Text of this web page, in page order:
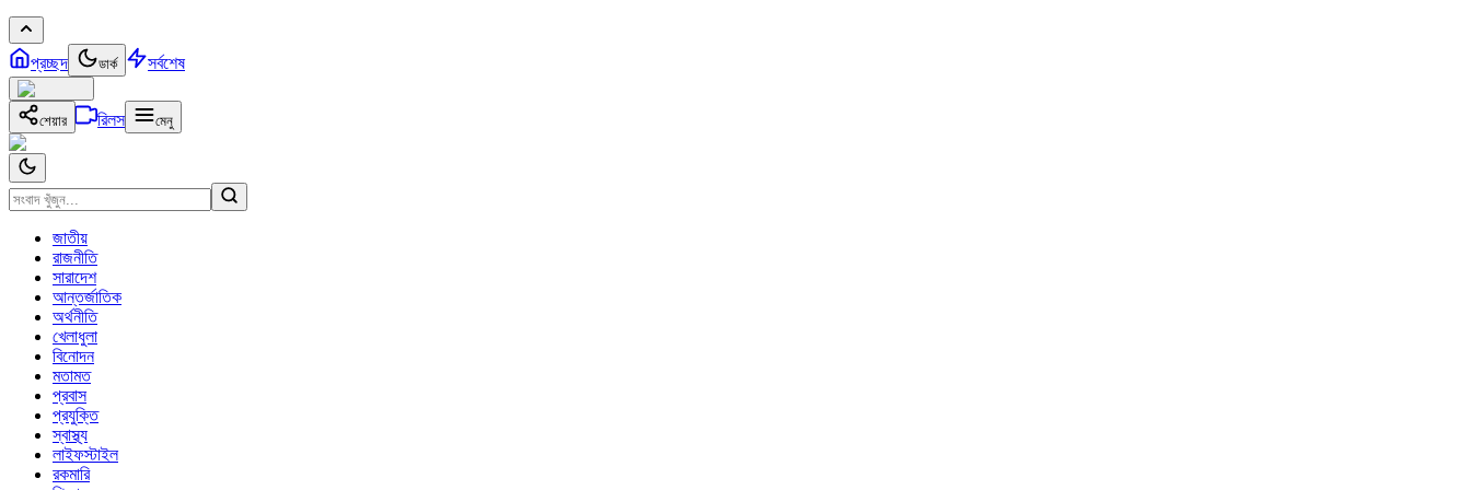
প্রচ্ছদ ডার্ক সর্বশেষ
শেয়ার রিলস মেনু
জাতীয়
রাজনীতি
সারাদেশ
আন্তর্জাতিক
অর্থনীতি
খেলাধুলা
বিনোদন
মতামত
প্রবাস
প্রযুক্তি
স্বাস্থ্য
লাইফস্টাইল
রকমারি